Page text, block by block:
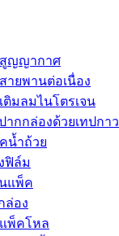
สูญญากาศ
ายพานต่อเนื่อง
ติมลมไนโตรเจน
ากกล่องด้วยเทปกาว
น้ำถ้วย
ฟิล์ม
แพ็ค
ล่อง
พ็คโหล